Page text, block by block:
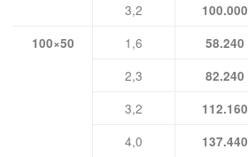
3,2 100.000
100×50
1,6 58.240
2,3 82.240
3,2 112.160
4,0 137.440